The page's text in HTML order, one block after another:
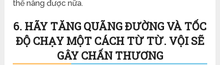
thể nâng được nữa.
6. HÃY TĂNG QUÃNG ĐƯỜNG VÀ TỐC
ĐỘ CHẠY MỘT CÁCH TỪ TỪ. VỘI SẼ
GÂY CHẤN THƯƠNG